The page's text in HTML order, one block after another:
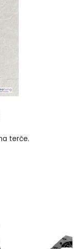
terče.